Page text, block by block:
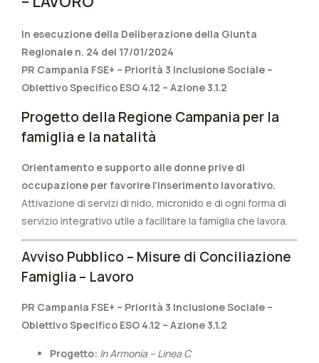
In esecuzione della Deliberazione della Giunta
Regionale n. 24 del 17/01/2024
PR Campania FSE+ – Priorità 3 Inclusione Sociale –
Obiettivo Specifico ESO 4.12 – Azione 3.1.2
Progetto della Regione Campania per la
famiglia e la natalità
Orientamento e supporto alle donne prive di
occupazione per favorire l’inserimento lavorativo.
Attivazione di servizi di nido, micronido e di ogni forma di
servizio integrativo utile a facilitare la famiglia che lavora.
Avviso Pubblico – Misure di Conciliazione
Famiglia – Lavoro
PR Campania FSE+ – Priorità 3 Inclusione Sociale –
Obiettivo Specifico ESO 4.12 – Azione 3.1.2
Progetto: In Armonia – Linea C